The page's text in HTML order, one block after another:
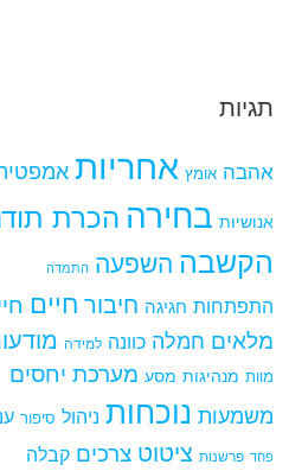
תגיות
אהבה אומץ אחריות
אנושיות בחירה הכרת
הקשבה השפעה התמדה
התפתחות חגיגה חיבור חיים
מלאים חמלה כוונה למידה
מוות מנהיגות מסע מערכת יחסים
משמעות נוכחות ניהול סיפור
פחד פרשנות ציטוט צרכים קבלה